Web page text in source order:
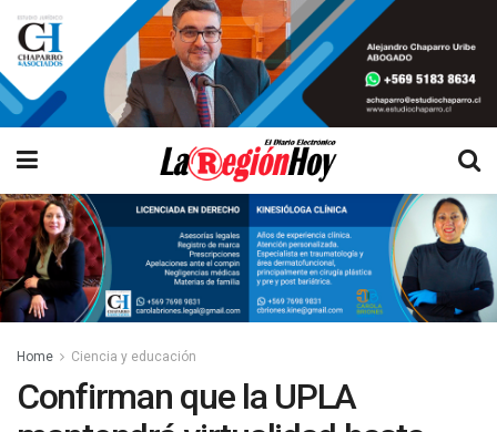
Home Ciencia y educación
Confirman que la UPLA